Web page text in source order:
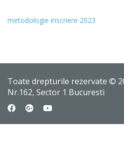
metodologie inscriere 2023
Toate drepturile rezervate ©
Nr.162, Sector 1 Bucuresti